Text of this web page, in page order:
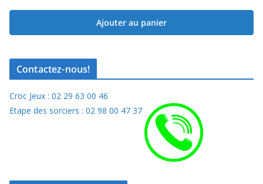
Ajouter au panier
Contactez-nous!
Croc Jeux : 02 29 63 00 46
Etape des sorciers : 02 98 00 47 37